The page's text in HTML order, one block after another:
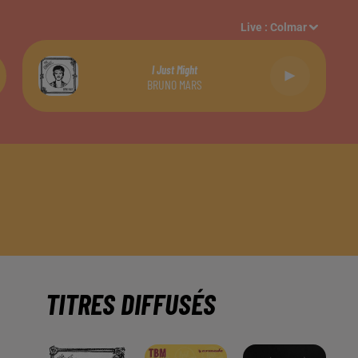
Live :Colmar
I Just Might
BRUNO MARS
TITRES DIFFUSÉS